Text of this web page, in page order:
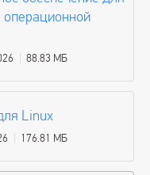
операционной
88.83 МБ
Linux
176.81 МБ